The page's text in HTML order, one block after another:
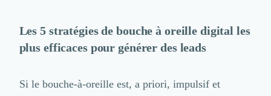
Droit du Travail
Propriété Intellectuelle (IP/IT)
Gestion de trésorerie
Les 5 stratégies de bouche à oreille digital les
plus efficaces pour générer des leads
Si le bouche-à-oreille est, a priori, impulsif et